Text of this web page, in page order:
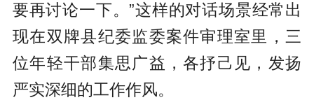
要再讨论一下。”这样的对话场景经常出
现在双牌县纪委监委案件审理室里，三
位年轻干部集思广益，各抒己见，发扬
严实深细的工作作风。